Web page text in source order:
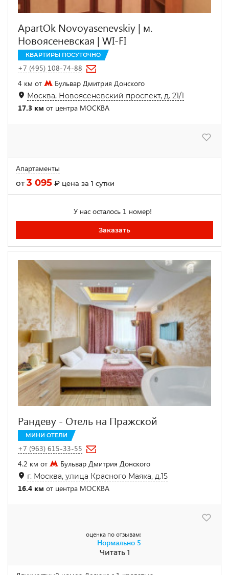
ApartOk Novoyasenevskiy | м.
Новоясеневская | WI-FI
КВАРТИРЫ ПОСУТОЧНО
+7 (495) 108-74-88
4 км от
Бульвар Дмитрия Донского
Москва, Новоясеневский проспект, д. 21/1
17.3 км от центра МОСКВА
Апартаменты
от3 095 ₽ цена за 1 сутки
У нас осталось 1 номер!
Заказать
Рандеву - Отель на Пражской
МИНИ ОТЕЛИ
+7 (963) 615-33-55
4.2 км от
Бульвар Дмитрия Донского
г. Москва, улица Красного Маяка, д.15
16.4 км от центра МОСКВА
оценка по отзывам:
Нормально 5
Читать 1